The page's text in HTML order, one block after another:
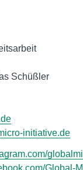
Schüßler
initiative.de
Global-